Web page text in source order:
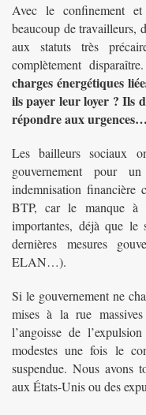
Avec le confinement
beaucoup de travailleurs,
aux statuts très
complètement disparaître.
charges énergétiques
ils payer leur loyer ? Ils
répondre aux urgences…
Les bailleurs sociaux
gouvernement pour
indemnisation financière
BTP, car le manque à
importantes, déjà que
dernières mesures
ELAN…).
Si le gouvernement ne
mises à la rue
l’angoisse de
modestes une fois le
suspendue. Nous avons
aux États-Unis ou des